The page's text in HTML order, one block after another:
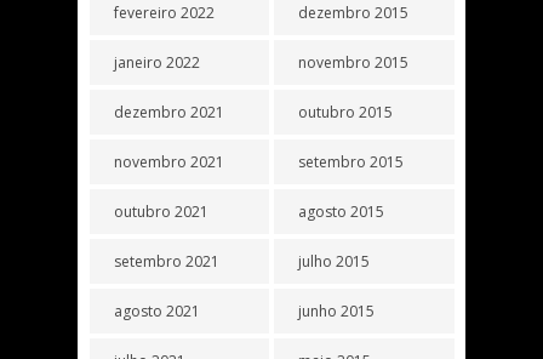
fevereiro 2022
janeiro 2022
dezembro 2021
novembro 2021
outubro 2021
setembro 2021
agosto 2021
dezembro 2015
novembro 2015
outubro 2015
setembro 2015
agosto 2015
julho 2015
junho 2015